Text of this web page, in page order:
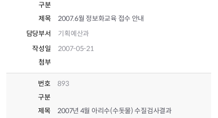
구분
제목
2007.6월 정보화교육 접수 안내
담당부서
기획예산과
작성일
2007-05-21
첨부
번호
893
구분
제목
2007년 4월 아리수(수돗물) 수질검사결과